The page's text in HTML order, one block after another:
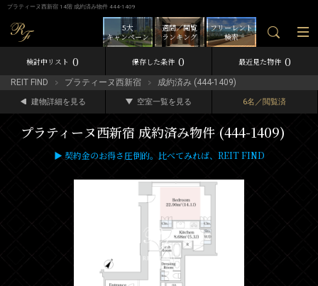
プラティーヌ西新宿 14階 成約済み物件 444-1409
フリーレント
検索
週間／閲覧
ランキング
5大
キャンペーン
検討中リスト 0 保存した条件 0 最近見た物件 0
REIT FIND プラティーヌ西新宿 成約済み (444-1409)
建物詳細を見る 空室一覧を見る 6名／閲覧済
プラティーヌ西新宿 成約済み物件 (444-1409)
▶ 契約金のお得さ圧倒的。比べてみれば、REIT FIND